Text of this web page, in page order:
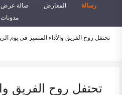
صالة عرض المعارض
رسالة
مدونات